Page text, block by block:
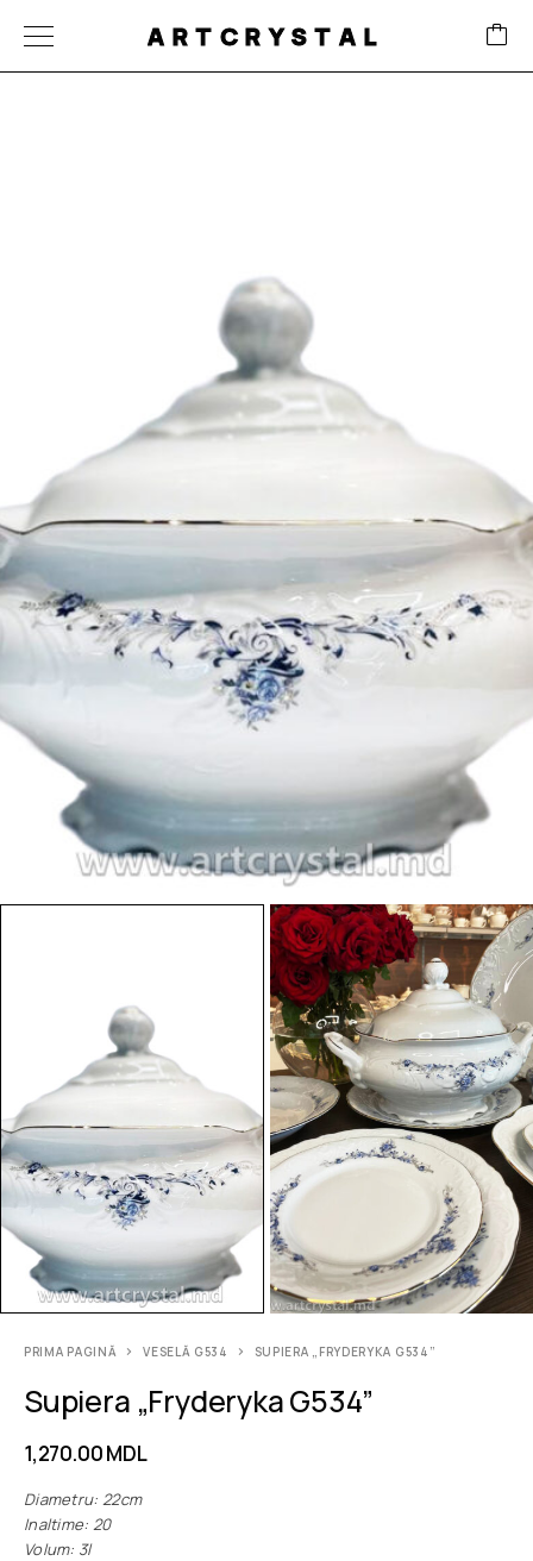
ARTCRYSTAL
PRIMA PAGINĂ VESELĂ G534 SUPIERA „FRYDERYKA G534”
Supiera „Fryderyka G534”
1,270.00MDL
Diametru: 22cm
Inaltime: 20
Volum: 3l